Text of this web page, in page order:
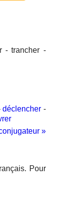
- trancher -
déclencher -
»
Pour